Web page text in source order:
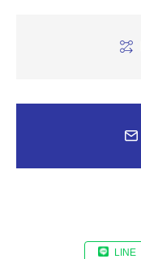
LINE